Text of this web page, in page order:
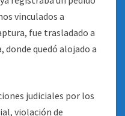
vinculados a
fue trasladado a
donde quedó alojado a
judiciales por los
violación de